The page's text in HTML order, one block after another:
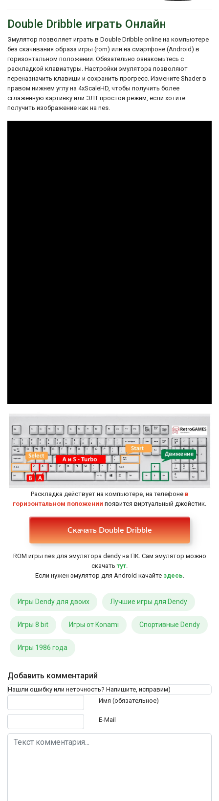
спортивных игр того времени.
Double Dribble играть Онлайн
Эмулятор позволяет играть в Double Dribble online на компьютере
без скачивания образа игры (rom) или на смартфоне (Android) в
горизонтальном положении. Обязательно ознакомьтесь с
раскладкой клавиатуры. Настройки эмулятора позволяют
переназначить клавиши и сохранить прогресс. Измените Shader в
правом нижнем углу на 4xScaleHD, чтобы получить более
сглаженную картинку или ЭЛТ простой режим, если хотите
получить изображение как на nes.
Настройки
Раскладка действует на компьютере, на телефоне в
горизонтальном положении появится виртуальный джойстик.
Скачать Double Dribble
ROM игры nes для эмулятора dendy на ПК. Сам эмулятор можно
скачатьтут.
Если нужен эмулятор для Android качайте здесь.
Игры Dendy для двоих Лучшие игры для Dendy
Игры 8 bit Игры от Konami Спортивные Dendy
Игры 1986 года
Добавить комментарий
Нашли ошибку или неточность? Напишите, исправим)
Имя (обязательное)
E-Mail